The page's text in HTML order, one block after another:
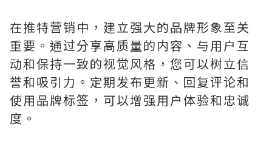
在推特营销中，建立强大的品牌形象至关
重要。通过分享高质量的内容、与用户互
动和保持一致的视觉风格，您可以树立信
誉和吸引力。定期发布更新、回复评论和
使用品牌标签，可以增强用户体验和忠诚
度。